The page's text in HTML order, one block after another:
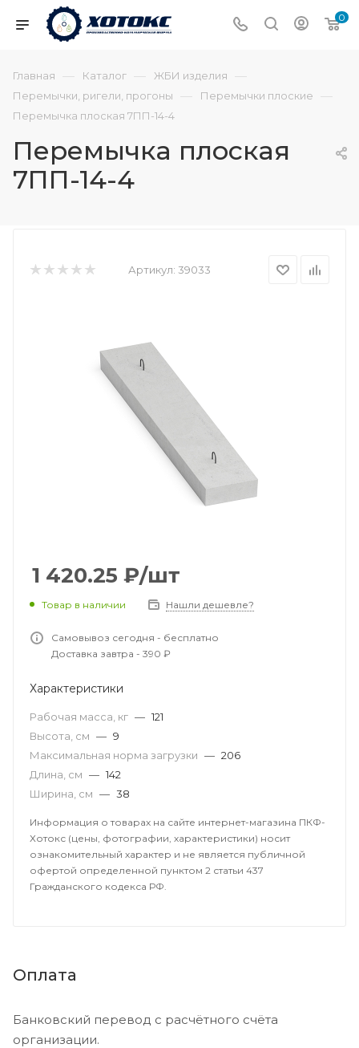
0
Главная — Каталог — ЖБИ изделия —
Перемычки, ригели, прогоны — Перемычки плоские —
Перемычка плоская 7ПП-14-4
Перемычка плоская
7ПП-14-4
Артикул: 39033
1 420.25 ₽/шт
Товар в наличии Нашли дешевле?
Самовывоз сегодня - бесплатно
Доставка завтра - 390 ₽
Характеристики
Рабочая масса, кг — 121
Высота, см — 9
Максимальная норма загрузки — 206
Длина, см — 142
Ширина, см — 38
Информация о товарах на сайте интернет-магазина ПКФ-
Хотокс (цены, фотографии, характеристики) носит
ознакомительный характер и не является публичной
офертой определенной пунктом 2 статьи 437
Гражданского кодекса РФ.
Оплата
Банковский перевод с расчётного счёта
организации.